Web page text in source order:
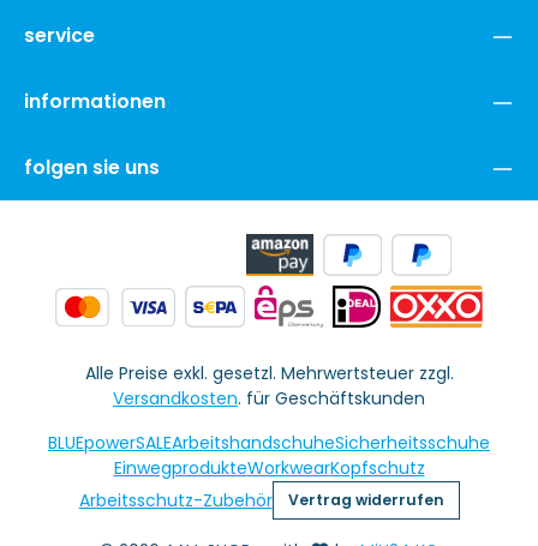
service
informationen
folgen sie uns
Alle Preise exkl. gesetzl. Mehrwertsteuer zzgl.
Versandkosten. für Geschäftskunden
BLUEpowerSALEArbeitshandschuheSicherheitsschuhe
EinwegprodukteWorkwearKopfschutz
Arbeitsschutz-Zubehör
Vertrag widerrufen